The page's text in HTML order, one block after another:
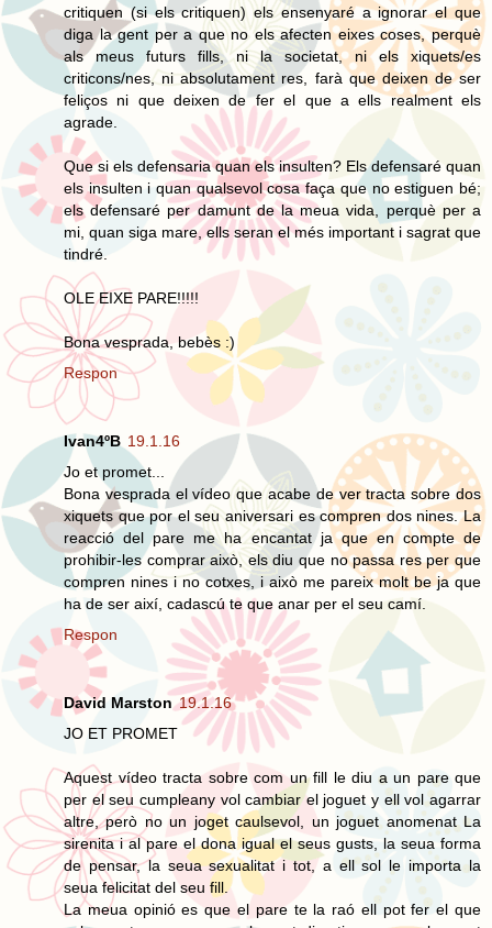
critiquen (si els critiquen) els ensenyaré a ignorar el que
diga la gent per a que no els afecten eixes coses, perquè
als meus futurs fills, ni la societat, ni els xiquets/es
criticons/nes, ni absolutament res, farà que deixen de ser
feliços ni que deixen de fer el que a ells realment els
agrade.
Que si els defensaria quan els insulten? Els defensaré quan
els insulten i quan qualsevol cosa faça que no estiguen bé;
els defensaré per damunt de la meua vida, perquè per a
mi, quan siga mare, ells seran el més important i sagrat que
tindré.
OLE EIXE PARE!!!!!
Bona vesprada, bebès :)
Respon
Ivan4ºB 19.1.16
Jo et promet...
Bona vesprada el vídeo que acabe de ver tracta sobre dos
xiquets que por el seu aniversari es compren dos nines. La
reacció del pare me ha encantat ja que en compte de
prohibir-les comprar això, els diu que no passa res per que
compren nines i no cotxes, i això me pareix molt be ja que
ha de ser així, cadascú te que anar per el seu camí.
Respon
David Marston 19.1.16
JO ET PROMET
Aquest vídeo tracta sobre com un fill le diu a un pare que
per el seu cumpleany vol cambiar el joguet y ell vol agarrar
altre, però no un joget caulsevol, un joguet anomenat La
sirenita i al pare el dona igual el seus gusts, la seua forma
de pensar, la seua sexualitat i tot, a ell sol le importa la
seua felicitat del seu fill.
La meua opinió es que el pare te la raó ell pot fer el que